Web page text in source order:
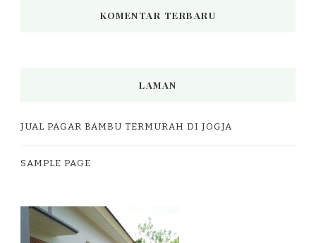
KOMENTAR TERBARU
LAMAN
JUAL PAGAR BAMBU TERMURAH DI JOGJA
SAMPLE PAGE